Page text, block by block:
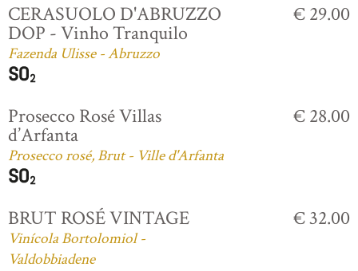
CERASUOLO D'ABRUZZO
DOP - Vinho Tranquilo
Fazenda Ulisse - Abruzzo
€ 29.00
Prosecco Rosé Villas
d’Arfanta
Prosecco rosé, Brut - Ville d'Arfanta
€ 28.00
BRUT ROSÉ VINTAGE
Vinícola Bortolomiol -
Valdobbiadene
€ 32.00